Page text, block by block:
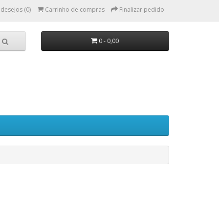
(0) Carrinho de compras Finalizar pedido
0 - 0,00